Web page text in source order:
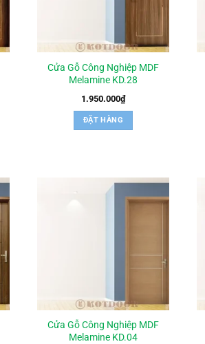
Cửa Gỗ Công Nghiệp MDF
Melamine KD.28
1.950.000₫
ĐẶT HÀNG
Cửa Gỗ Công Nghiệp MDF
Melamine KD.04